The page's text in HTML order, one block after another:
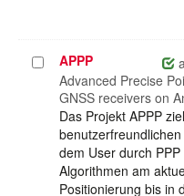
Projekt
auswählen
APPP
Advanced Precise
GNSS receivers on
Das Projekt APPP
dem User durch
Algorithmen am
Positionierung bis in